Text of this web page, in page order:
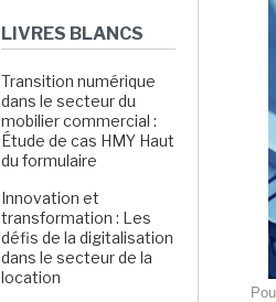
LIVRES BLANCS
Transition numérique
dans le secteur du
mobilier commercial :
Étude de cas HMY Haut
du formulaire
Innovation et
transformation : Les
défis de la digitalisation
dans le secteur de la
location